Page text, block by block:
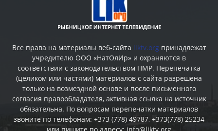
Все права на материалы веб-сайта liktv.org принадлежат
учредителю ООО «НатОлИр» и охраняются в
соответствии с законодательством ПМР. Перепечатка
(целиком или частями) материалов c сайта разрешена
только на возмездной основе и после письменного
согласия правообладателя, активная ссылка на источник
обязательна. По вопросам перепечатки материалов
звоните по телефонам: +373 (778) 49787, +373(778) 25234